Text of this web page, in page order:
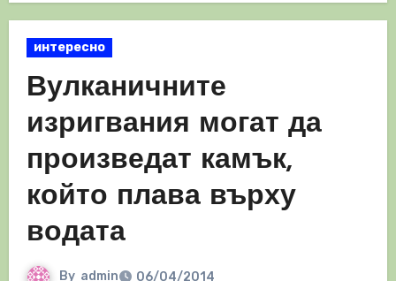
интересно
Вулканичните
изригвания могат да
произведат камък,
който плава върху
водата
By admin
06/04/2014